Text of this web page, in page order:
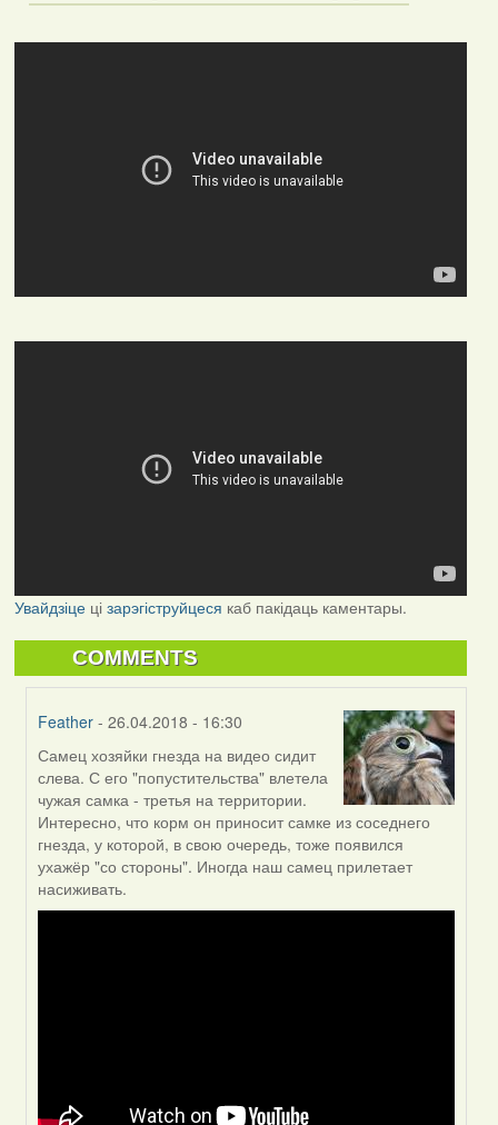
Увайдзіцеці зарэгіструйцеся каб пакідаць каментары.
COMMENTS
Feather - 26.04.2018 - 16:30
In
reply
to
by
Могилев
(госць)
Самец хозяйки гнезда на видео сидит
слева. С его "попустительства" влетела
чужая самка - третья на территории.
Интересно, что корм он приносит самке из соседнего
гнезда, у которой, в свою очередь, тоже появился
ухажёр "со стороны". Иногда наш самец прилетает
насиживать.